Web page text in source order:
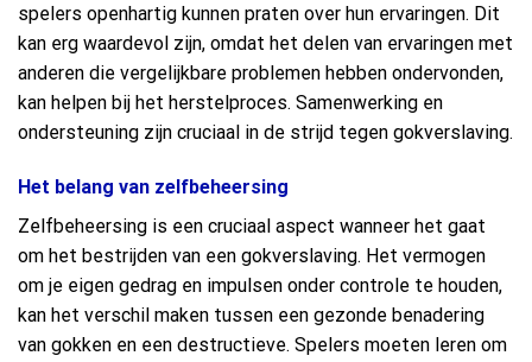
spelers openhartig kunnen praten over hun ervaringen. Dit
kan erg waardevol zijn, omdat het delen van ervaringen met
anderen die vergelijkbare problemen hebben ondervonden,
kan helpen bij het herstelproces. Samenwerking en
ondersteuning zijn cruciaal in de strijd tegen gokverslaving.
Het belang van zelfbeheersing
Zelfbeheersing is een cruciaal aspect wanneer het gaat
om het bestrijden van een gokverslaving. Het vermogen
om je eigen gedrag en impulsen onder controle te houden,
kan het verschil maken tussen een gezonde benadering
van gokken en een destructieve. Spelers moeten leren om